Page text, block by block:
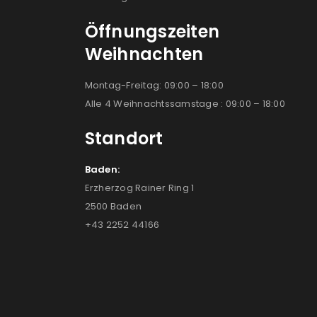
Öffnungszeiten
Weihnachten
Montag-Freitag: 09:00 – 18:00
Alle 4 Weihnachtssamstage : 09:00 – 18:00
Standort
Baden:
Erzherzog Rainer Ring 1
2500 Baden
+43 2252 44166